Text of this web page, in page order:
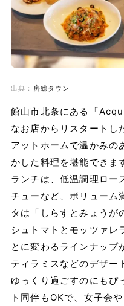
出典： 房総タウン
館山市北条にある「
なお店からリスタートし
アットホームで温かみの
かした料理を堪能できま
ランチは、低温調理ロー
チューなど、ボリューム
タは「しらすとみょうが
シュトマトとモッツァレ
とに変わるラインナップ
ティラミスなどのデザー
ゆっくり過ごすのにもぴ
ト同伴もOKで、女子会